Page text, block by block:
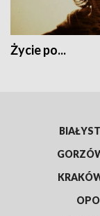
Życie po...